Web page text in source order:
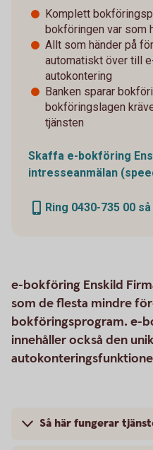
Komplett
bokföringen var som
Allt som händer på
automatiskt över till
autokontering
Banken sparar
bokföringslagen
tjänsten
Skaffa e-bokföring
intresseanmälan
Ring 0430-735 00
e-bokföring Enskild
som de flesta mindre
bokföringsprogram. e-
innehåller också den
Så här fungerar